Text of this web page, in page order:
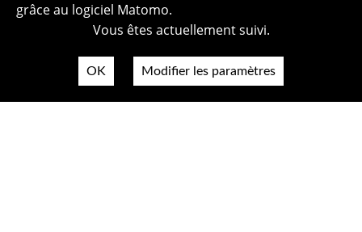
grâce au logiciel Matomo.
Vous êtes actuellement suivi.
OK Modifier les paramètres